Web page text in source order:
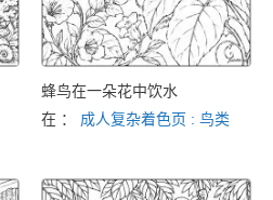
蜂鸟在一朵花中饮水
在 ： 成人复杂着色页 : 鸟类